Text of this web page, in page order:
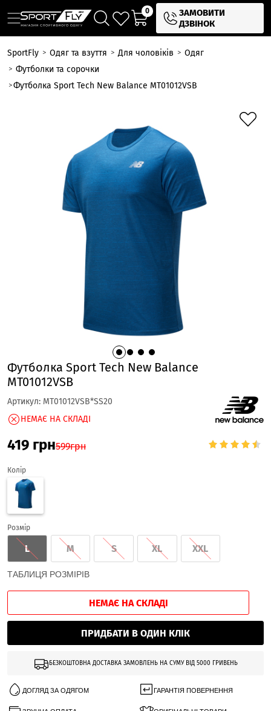
0
ЗАМОВИТИ
ДЗВІНОК
SportFly Одяг та взуття Для чоловіків
Одяг
Футболки та сорочки
Футболка Sport Tech New Balance MT01012VSB
Футболка Sport Tech New Balance
MT01012VSB
Артикул: MT01012VSB*SS20
НЕМАЄ НА СКЛАДІ
419 грн599грн
Колір
Розмір
L M S XL XXL
ТАБЛИЦЯ РОЗМІРІВ
НЕМАЄ НА СКЛАДІ
ПРИДБАТИ В ОДИН КЛІК
БЕЗКОШТОВНА ДОСТАВКА ЗАМОВЛЕНЬ НА СУМУ ВІД 5000 ГРИВЕНЬ
ДОГЛЯД ЗА ОДЯГОМ ГАРАНТІЯ ПОВЕРНЕННЯ